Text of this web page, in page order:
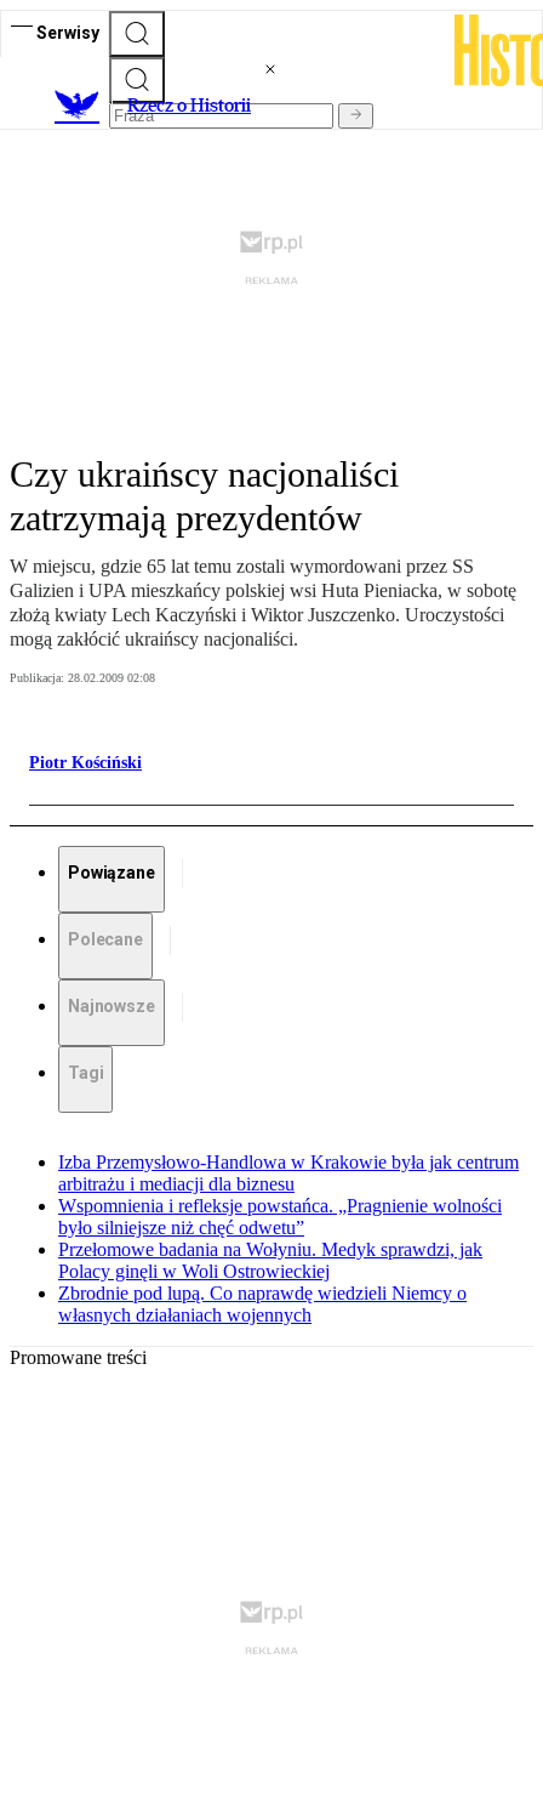
Serwisy
Rzecz o Historii
Czy ukraińscy nacjonaliści
zatrzymają prezydentów
W miejscu, gdzie 65 lat temu zostali wymordowani przez SS
Galizien i UPA mieszkańcy polskiej wsi Huta Pieniacka, w sobotę
złożą kwiaty Lech Kaczyński i Wiktor Juszczenko. Uroczystości
mogą zakłócić ukraińscy nacjonaliści.
Publikacja: 28.02.2009 02:08
Piotr Kościński
Powiązane
Polecane
Najnowsze
Tagi
Izba Przemysłowo-Handlowa w Krakowie była jak centrum
arbitrażu i mediacji dla biznesu
Wspomnienia i refleksje powstańca. „Pragnienie wolności
było silniejsze niż chęć odwetu”
Przełomowe badania na Wołyniu. Medyk sprawdzi, jak
Polacy ginęli w Woli Ostrowieckiej
Zbrodnie pod lupą. Co naprawdę wiedzieli Niemcy o
własnych działaniach wojennych
Promowane treści